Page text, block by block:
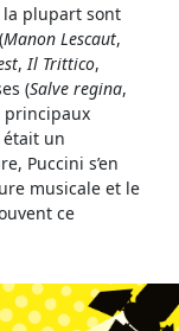
la plupart sont
Manon Lescaut,
,Il Trittico,
(Salve regina,
principaux
un
Puccini s’en
musicale et le
ce